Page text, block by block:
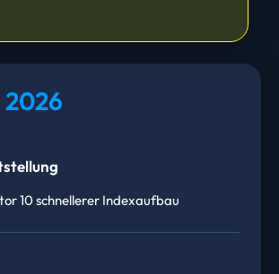
2026
10 schnellerer Indexaufbau